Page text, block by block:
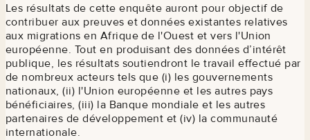
Les résultats de cette enquête auront pour objectif de
contribuer aux preuves et données existantes relatives
aux migrations en Afrique de l'Ouest et vers l'Union
européenne. Tout en produisant des données d’intérêt
publique, les résultats soutiendront le travail effectué par
de nombreux acteurs tels que (i) les gouvernements
nationaux, (ii) l'Union européenne et les autres pays
bénéficiaires, (iii) la Banque mondiale et les autres
partenaires de développement et (iv) la communauté
internationale.